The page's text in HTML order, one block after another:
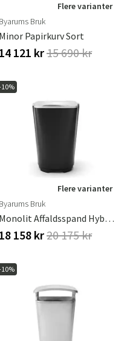
Flere varianter
Byarums Bruk
Minor Papirkurv Sort
14 121 kr15 690 kr
Flere varianter
Byarums Bruk
Monolit Affaldsspand Hybrid
18 158 kr20 175 kr